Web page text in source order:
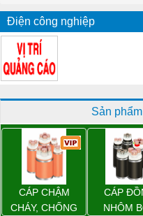
Điện công nghiệp
Sản
CÁP CHẬM
CHÁY, CHỐNG
CÁP
NHÔM